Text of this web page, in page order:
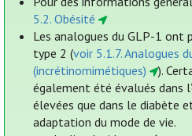
5.2. Obésité
Les analogues du GLP-1 ont
type 2 (voir 5.1.7. Analogues
(incrétinomimétiques)
).
également été évalués dans
élevées que dans le diabète
adaptation du mode de vie.